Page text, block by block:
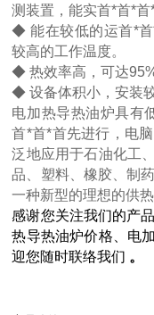
测装置，能实首*首*首
◆ 能在较低的运首*
较高的工作温度。
◆ 热效率高，可达
◆ 设备体积小，安装
电加热导热油炉具有
首*首*首先进行，电
泛地应用于石油化工
品、塑料、橡胶、制
一种新型的理想的供热
感谢您关注我们的产
热导热油炉价格、电
迎您随时联络我们 。